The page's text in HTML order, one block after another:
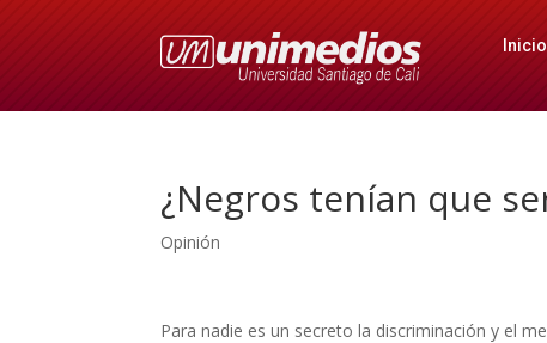
Inicio
¿Negros tenían que
Opinión
Para nadie es un secreto la discriminación y el